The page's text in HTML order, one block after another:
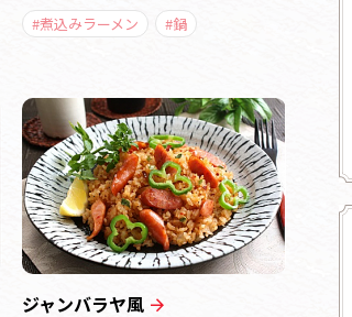
#煮込みラーメン #鍋
ジャンバラヤ風